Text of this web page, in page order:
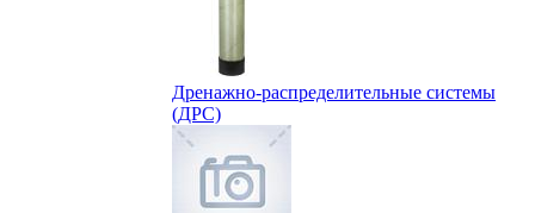
Дренажно-распределительные системы
(ДРС)